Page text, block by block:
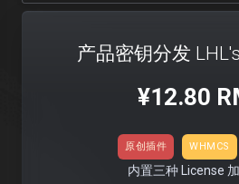
产品密钥分发
¥12.80
原创插件 WHMCS
内置三种 License